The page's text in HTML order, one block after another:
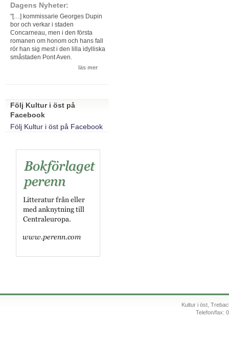
Dagens Nyheter:
"[…] kommissarie Georges Dupin
bor och verkar i staden
Concarneau, men i den första
romanen om honom och hans fall
rör han sig mest i den lilla idylliska
småstaden Pont Aven.
läs mer
Följ Kultur i öst på
Facebook
Följ Kultur i öst på Facebook
Kultur i öst,
Telefon/fax: